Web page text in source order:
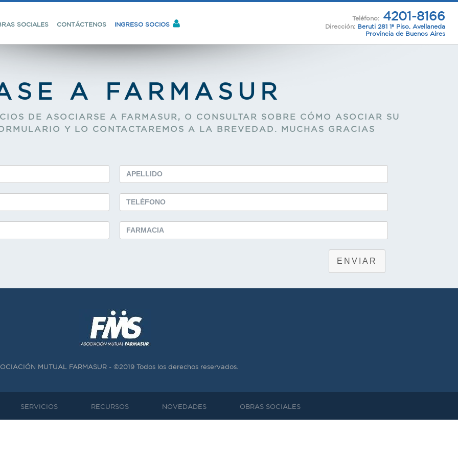
SOCIALES CONTÁCTENOS INGRESO SOCIOS
Teléfono: 4201-8166
Dirección: Beruti 281 1º Piso, Avellaneda
Provincia de Buenos Aires
A FARMASUR
DE ASOCIARSE A FARMASUR, O CONSULTAR SOBRE CÓMO ASOCIAR SU
Y LO CONTACTAREMOS A LA BREVEDAD. MUCHAS GRACIAS
ENVIAR
MUTUAL FARMASUR - ©2019 Todos los derechos reservados.
SERVICIOS RECURSOS NOVEDADES OBRAS SOCIALES